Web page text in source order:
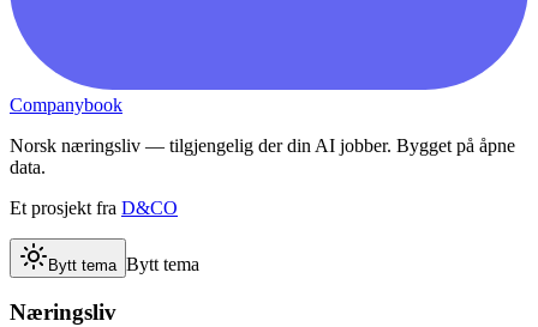
Companybook
Norsk næringsliv — tilgjengelig der din AI jobber. Bygget på åpne
data.
Et prosjekt fra D&CO
Bytt tema Bytt tema
Næringsliv